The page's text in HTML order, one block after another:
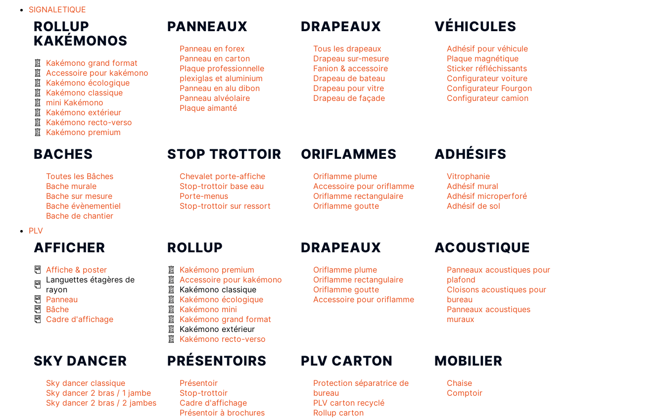
SIGNALETIQUE
ROLLUP
KAKÉMONOS
Kakémono grand format
Accessoire pour kakémono
Kakémono écologique
Kakémono classique
mini Kakémono
Kakémono extérieur
Kakémono recto-verso
Kakémono premium
PANNEAUX
Panneau en forex
Panneau en carton
Plaque professionnelle
plexiglas et aluminium
Panneau en alu dibon
Panneau alvéolaire
Plaque aimanté
DRAPEAUX
Tous les drapeaux
Drapeau sur-mesure
Fanion & accessoire
Drapeau de bateau
Drapeau pour vitre
Drapeau de façade
VÉHICULES
Adhésif pour véhicule
Plaque magnétique
Sticker réfléchissants
Configurateur voiture
Configurateur Fourgon
Configurateur camion
BACHES
Toutes les Bâches
Bache murale
Bache sur mesure
Bache évènementiel
Bache de chantier
STOP TROTTOIR
Chevalet porte-affiche
Stop-trottoir base eau
Porte-menus
Stop-trottoir sur ressort
ORIFLAMMES
Oriflamme plume
Accessoire pour oriflamme
Oriflamme rectangulaire
Oriflamme goutte
ADHÉSIFS
Vitrophanie
Adhésif mural
Adhésif microperforé
Adhésif de sol
PLV
AFFICHER
Affiche & poster
Languettes étagères de
rayon
Panneau
Bâche
Cadre d'affichage
ROLLUP
Kakémono premium
Accessoire pour kakémono
Kakémono classique
Kakémono écologique
Kakémono mini
Kakémono grand format
Kakémono extérieur
Kakémono recto-verso
DRAPEAUX
Oriflamme plume
Oriflamme rectangulaire
Oriflamme goutte
Accessoire pour oriflamme
ACOUSTIQUE
Panneaux acoustiques pour
plafond
Cloisons acoustiques pour
bureau
Panneaux acoustiques
muraux
SKY DANCER
Sky dancer classique
Sky dancer 2 bras / 1 jambe
Sky dancer 2 bras / 2 jambes
PRÉSENTOIRS
Présentoir
Stop-trottoir
Cadre d'affichage
Présentoir à brochures
PLV CARTON
Protection séparatrice de
bureau
PLV carton recyclé
Rollup carton
MOBILIER
Chaise
Comptoir